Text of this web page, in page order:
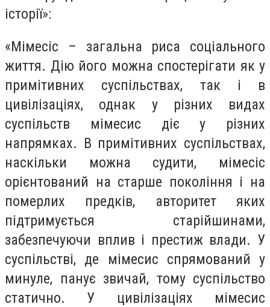
історії»:
«Мімесіс – загальна риса соціального
життя. Дію його можна спостерігати як у
примітивних суспільствах, так і в
цивілізаціях, однак у різних видах
суспільств мімесис діє у різних
напрямках. В примітивних суспільствах,
наскільки можна судити, мімесіс
орієнтований на старше покоління і на
померлих предків, авторитет яких
підтримується старійшинами,
забезпечуючи вплив і престиж влади. У
суспільстві, де мімесис спрямований у
минуле, панує звичай, тому суспільство
статично. У цивілізаціях мімесис